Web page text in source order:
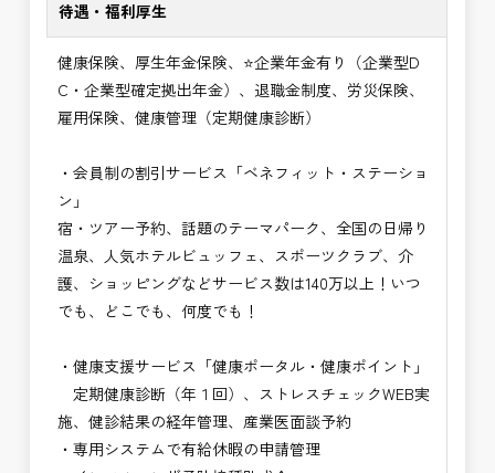
待遇・福利厚生
健康保険、厚生年金保険、⭐企業年金有り（企業型D
C・企業型確定拠出年金）、退職金制度、労災保険、
雇用保険、健康管理（定期健康診断）
・会員制の割引サービス「ベネフィット・ステーショ
ン」
宿・ツアー予約、話題のテーマパーク、全国の日帰り
温泉、人気ホテルビュッフェ、スポーツクラブ、介
護、ショッピングなどサービス数は140万以上！いつ
でも、どこでも、何度でも！
・健康支援サービス「健康ポータル・健康ポイント」
定期健康診断（年１回）、ストレスチェックWEB実
施、健診結果の経年管理、産業医面談予約
・専用システムで有給休暇の申請管理